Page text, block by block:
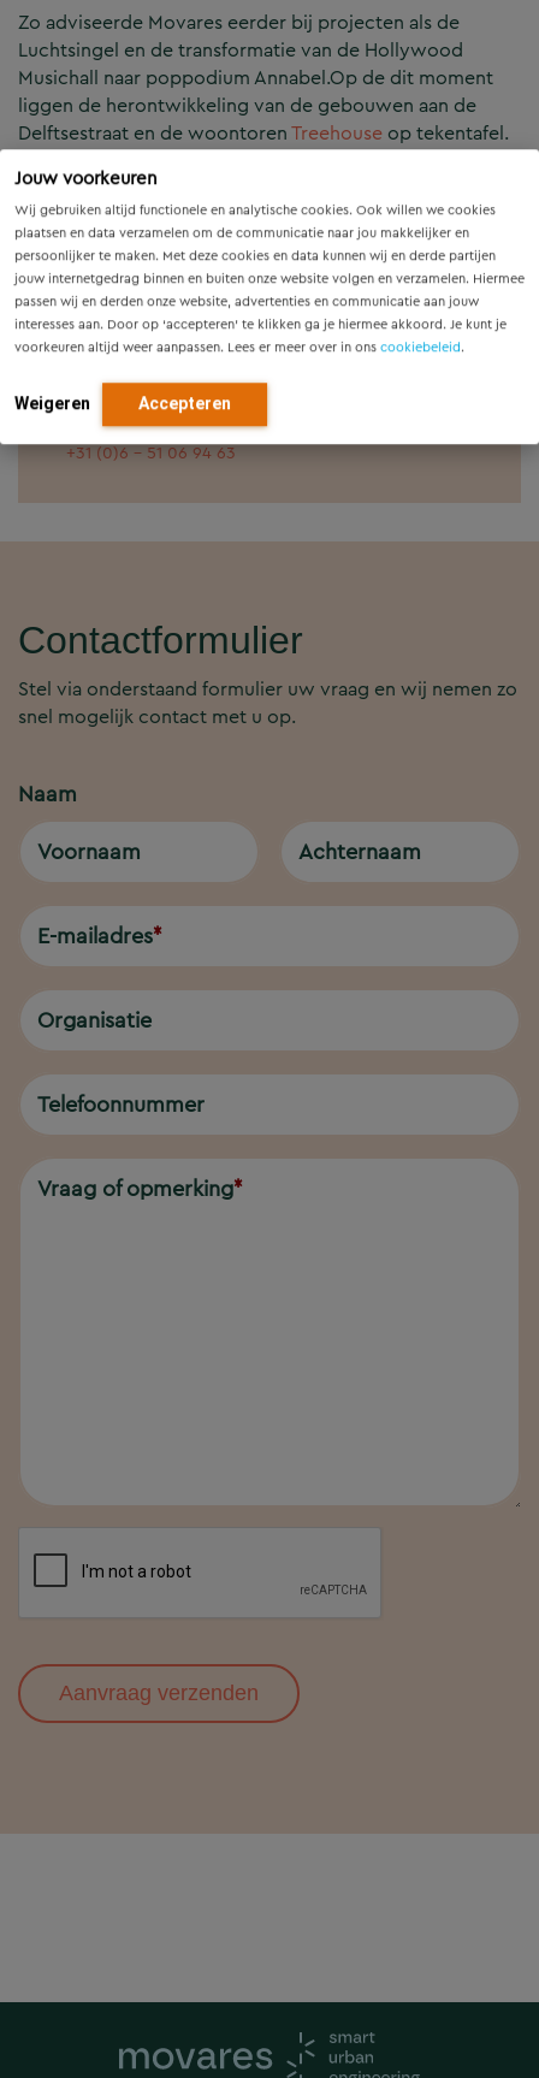
Jouw voorkeuren
Wij gebruiken altijd functionele en analytische cookies. Ook willen we cookies
plaatsen en data verzamelen om de communicatie naar jou makkelijker en
persoonlijker te maken. Met deze cookies en data kunnen wij en derde partijen
jouw internetgedrag binnen en buiten onze website volgen en verzamelen. Hiermee
passen wij en derden onze website, advertenties en communicatie aan jouw
interesses aan. Door op ‘accepteren’ te klikken ga je hiermee akkoord. Je kunt je
voorkeuren altijd weer aanpassen. Lees er meer over in ons cookiebeleid.
Weigeren Accepteren
Zo adviseerde Movares eerder bij projecten als de
Luchtsingel en de transformatie van de Hollywood
Musichall naar poppodium Annabel.Op de dit moment
liggen de herontwikkeling van de gebouwen aan de
Delftsestraat en de woontorenTreehouse op tekentafel.
ontwikkeling? Neem contact met ons op.
Arnold Robbemont
arnold.robbemont@movares.nl
+31 (0)6 - 51 06 94 63
Contactformulier
Stel via onderstaand formulier uw vraag en wij nemen zo
snel mogelijk contact met u op.
Naam
Voornaam
Achternaam
E-mailadres
Organisatie
Telefoonnummer
Vraag of opmerking
Aanvraag verzenden